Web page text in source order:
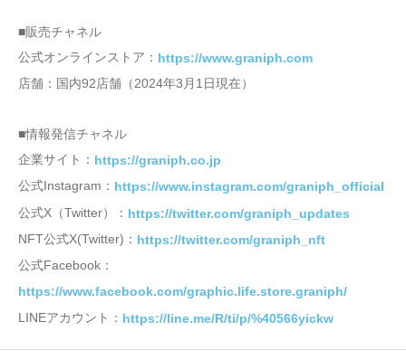
■販売チャネル
公式オンラインストア： https://www.graniph.com
店舗：国内92店舗（2024年3月1日現在）
■情報発信チャネル
企業サイト： https://graniph.co.jp
公式Instagram： https://www.instagram.com/graniph_official
公式X（Twitter）： https://twitter.com/graniph_updates
NFT公式X(Twitter)： https://twitter.com/graniph_nft
公式Facebook：
https://www.facebook.com/graphic.life.store.graniph/
LINEアカウント： https://line.me/R/ti/p/%40566yickw